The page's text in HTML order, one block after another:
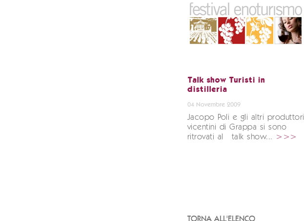
Talk show Turisti in
distilleria
04 Novembre 2009
Jacopo Poli e gli altri produttori
vicentini di Grappa si sono
ritrovati al talk show... >>>
TORNA ALL'ELENCO